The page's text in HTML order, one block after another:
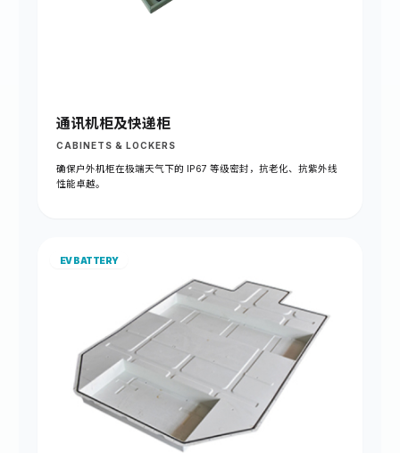
通讯机柜及快递柜
CABINETS & LOCKERS
确保户外机柜在极端天气下的 IP67 等级密封，抗老化、抗紫外线
性能卓越。
EV BATTERY